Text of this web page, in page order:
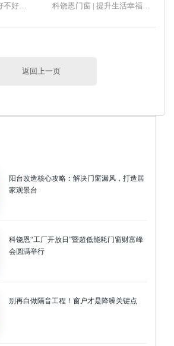
门窗的隔热保温性能好不好，关键因素有这些！
科饶恩门窗 | 提升生活幸福感，封阳台这样规划利用率更高！
返回上一页
阳台改造核心攻略：解决门窗漏风，打造居
家观景台
科饶恩“工厂开放日”暨超低能耗门窗财富峰
会圆满举行
别再白做隔音工程！窗户才是降噪关键点